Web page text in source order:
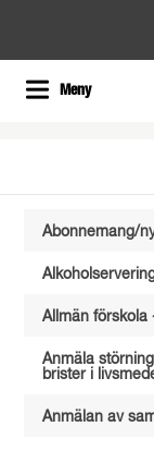
Meny
Abonnemang/
Allmän förskola
Anmäla
brister i
Anmälan av